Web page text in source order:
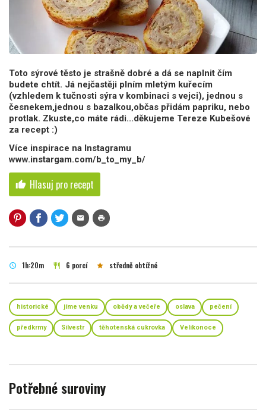
Toto sýrové těsto je strašně dobré a dá se naplnit čím
budete chtít. Já nejčastěji plním mletým kuřecím
(vzhledem k tučnosti sýra v kombinaci s vejci), jednou s
česnekem,jednou s bazalkou,občas přidám papriku, nebo
protlak. Zkuste,co máte rádi...děkujeme Tereze Kubešové
za recept :)
Více inspirace na Instagramu
www.instargam.com/b_to_my_b/
thumb_up Hlasuj pro recept
mail print
schedule 1h:20m restaurant 6 porcí star středně obtížné
historické jíme venku obědy a večeře oslava pečení
předkrmy Silvestr těhotenská cukrovka Velikonoce
Potřebné suroviny